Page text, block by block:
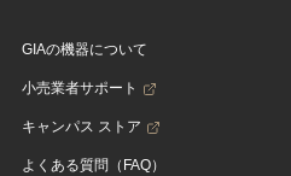
GIAの機器について
小売業者サポート
キャンパス ストア
よくある質問（FAQ）